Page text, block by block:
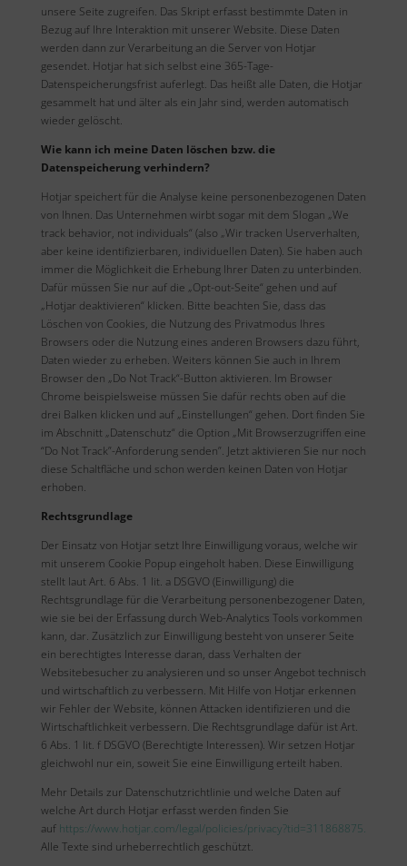
unsere Seite zugreifen. Das Skript erfasst bestimmte Daten in
Bezug auf Ihre Interaktion mit unserer Website. Diese Daten
werden dann zur Verarbeitung an die Server von Hotjar
gesendet. Hotjar hat sich selbst eine 365-Tage-
Datenspeicherungsfrist auferlegt. Das heißt alle Daten, die Hotjar
gesammelt hat und älter als ein Jahr sind, werden automatisch
wieder gelöscht.
Wie kann ich meine Daten löschen bzw. die
Datenspeicherung verhindern?
Hotjar speichert für die Analyse keine personenbezogenen Daten
von Ihnen. Das Unternehmen wirbt sogar mit dem Slogan „We
track behavior, not individuals“ (also „Wir tracken Userverhalten,
aber keine identifizierbaren, individuellen Daten). Sie haben auch
immer die Möglichkeit die Erhebung Ihrer Daten zu unterbinden.
Dafür müssen Sie nur auf die „Opt-out-Seite“ gehen und auf
„Hotjar deaktivieren“ klicken. Bitte beachten Sie, dass das
Löschen von Cookies, die Nutzung des Privatmodus Ihres
Browsers oder die Nutzung eines anderen Browsers dazu führt,
Daten wieder zu erheben. Weiters können Sie auch in Ihrem
Browser den „Do Not Track“-Button aktivieren. Im Browser
Chrome beispielsweise müssen Sie dafür rechts oben auf die
drei Balken klicken und auf „Einstellungen“ gehen. Dort finden Sie
im Abschnitt „Datenschutz“ die Option „Mit Browserzugriffen eine
“Do Not Track”-Anforderung senden”. Jetzt aktivieren Sie nur noch
diese Schaltfläche und schon werden keinen Daten von Hotjar
erhoben.
Rechtsgrundlage
Der Einsatz von Hotjar setzt Ihre Einwilligung voraus, welche wir
mit unserem Cookie Popup eingeholt haben. Diese Einwilligung
stellt laut Art. 6 Abs. 1 lit. a DSGVO (Einwilligung) die
Rechtsgrundlage für die Verarbeitung personenbezogener Daten,
wie sie bei der Erfassung durch Web-Analytics Tools vorkommen
kann, dar. Zusätzlich zur Einwilligung besteht von unserer Seite
ein berechtigtes Interesse daran, dass Verhalten der
Websitebesucher zu analysieren und so unser Angebot technisch
und wirtschaftlich zu verbessern. Mit Hilfe von Hotjar erkennen
wir Fehler der Website, können Attacken identifizieren und die
Wirtschaftlichkeit verbessern. Die Rechtsgrundlage dafür ist Art.
6 Abs. 1 lit. f DSGVO (Berechtigte Interessen). Wir setzen Hotjar
gleichwohl nur ein, soweit Sie eine Einwilligung erteilt haben.
Mehr Details zur Datenschutzrichtlinie und welche Daten auf
welche Art durch Hotjar erfasst werden finden Sie
auf https://www.hotjar.com/legal/policies/privacy?tid=311868875.
Alle Texte sind urheberrechtlich geschützt.